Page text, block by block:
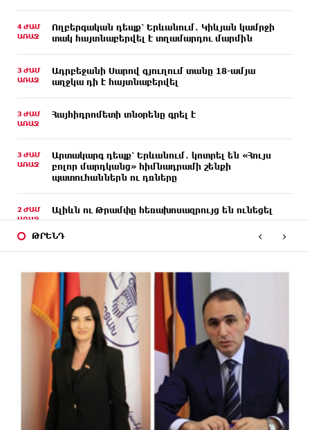
4 ԺԱՄ
ԱՌԱՋ
Ողբերգական դեպք՝ Երևանում․ Կիևյան կամրջի
տակ հայտնաբերվել է տղամարդու մարմին
3 ԺԱՄ
ԱՌԱՋ
Ադրբեջանի Սարով գյուղում տանը 18-ամյա
աղջկա դի է հայտնաբերվել
3 ԺԱՄ
ԱՌԱՋ
Հայհիդրոմետի տնօրենը գրել է
3 ԺԱՄ
ԱՌԱՋ
Արտակարգ դեպք՝ Երևանում․ կոտրել են «Հույս
բոլոր մարդկանց» հիմնադրամի շենքի
պատուհաններն ու դռները
2 ԺԱՄ
ԱՌԱՋ
Ալիևն ու Թրամփը հեռախոսազրույց են ունեցել
2 ԺԱՄ
«Ինտեր»-ը հաղթեց «Յուվենտուս»-ին
2 ԺԱՄ
ԱՌԱՋ
Քրեական վարույթի շրջանակում անձի անձնական
և ընտանեկան կյանքին առնչվող տվյալների
անհարկի հրապարակումն անթույլատրելի է. ՄԻՊ
Զելենսկին ու Վուչիչը քննարկել են
համագործակցությունն ընդլայնելու
հնարավորությունները
ՄԵԿ ԺԱՄ
Հրդեհի ահազանգ Սայաթ-Նովա պողոտայում.
շենքից տարհանվել է 5 բնակիչ
ԹՐԵՆԴ ‹ ›